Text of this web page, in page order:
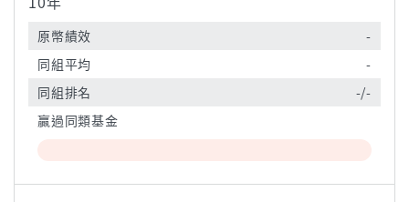
原幣績效
-
同組平均
-
同組排名
-/-
贏過同類基金